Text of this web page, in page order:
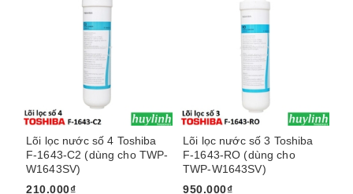
Lõi lọc nước số 4 Toshiba
F-1643-C2 (dùng cho TWP-
W1643SV)
210.000₫
Lõi lọc nước số 3 Toshiba
F-1643-RO (dùng cho
TWP-W1643SV)
950.000₫